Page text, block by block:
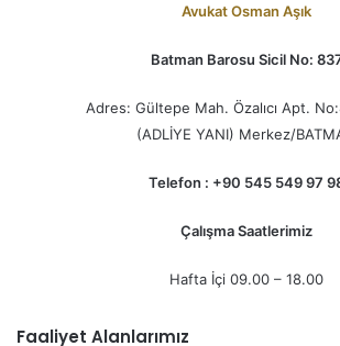
Avukat Osman Aşık
Batman Barosu Sicil No:
Adres: Gültepe Mah. Özalıcı Apt.
(ADLİYE YANI) Merkez/
Telefon : +90 545 549 97
Çalışma Saatlerimiz
Hafta İçi 09.00 – 18.00
Faaliyet Alanlarımız